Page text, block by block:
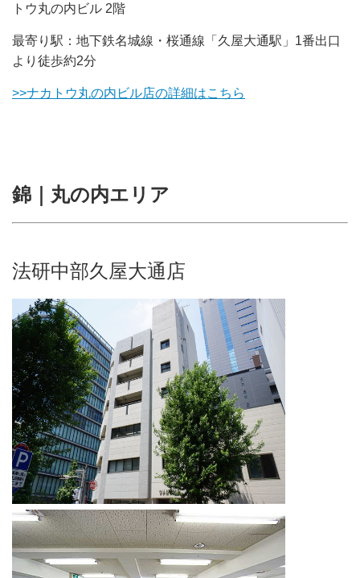
トウ丸の内ビル 2階
最寄り駅：地下鉄名城線・桜通線「久屋大通駅」1番出口
より徒歩約2分
>>ナカトウ丸の内ビル店の詳細はこちら
錦｜丸の内エリア
法研中部久屋大通店